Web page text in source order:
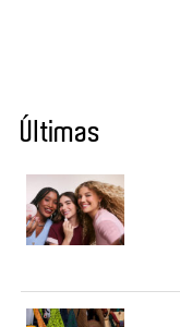
Últimas